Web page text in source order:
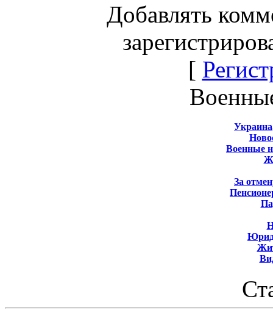
Добавлять
[
Военные
За